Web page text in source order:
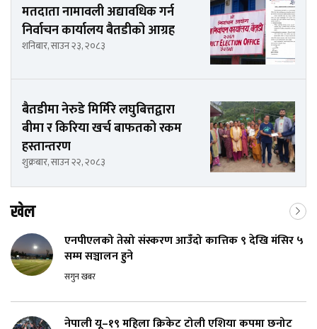
मतदाता नामावली अद्यावधिक गर्न
निर्वाचन कार्यालय बैतडीको आग्रह
शनिबार, साउन २३, २०८३
बैतडीमा नेरुडे मिर्मिरे लघुबित्तद्वारा
बीमा र किरिया खर्च बाफतको रकम
हस्तान्तरण
शुक्रबार, साउन २२, २०८३
खेल
एनपीएलको तेस्रो संस्करण आउँदो कात्तिक ९ देखि मंसिर ५
सम्म सञ्चालन हुने
सगुन खबर
नेपाली यू–१९ महिला क्रिकेट टोली एशिया कपमा छनोट